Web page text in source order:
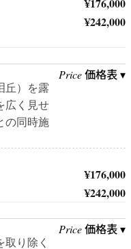
¥242,000
丘）を露
広く見せ
の同時施
Price価格表 ▾
¥176,000
¥242,000
り除く
Price価格表 ▾